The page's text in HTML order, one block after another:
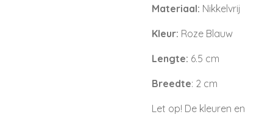
Materiaal: Nikkelvrij
Kleur: Roze Blauw
Lengte: 6.5 cm
Breedte: 2 cm
Let op! De kleuren en